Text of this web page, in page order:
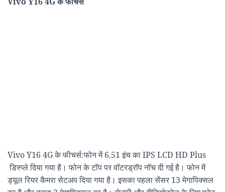
Vivo Y16 4G के फीचर्स:फोन में 6.51 इंच का IPS LCD HD Plus
डिस्प्ले दिया गया है। फोन के टॉप पर वॉटरड्रॉप नॉच दी गई है। फोन में
ड्यूल रियर कैमरा सेटअप दिया गया है। इसका पहला सेंसर 13 मेगापिक्सल